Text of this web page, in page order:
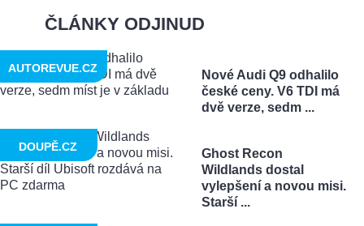
ČLÁNKY ODJINUD
Nové Audi Q9 odhalilo
české ceny. V6 TDI má
dvě verze, sedm ...
AUTOREVUE.CZ
Ghost Recon
Wildlands dostal
vylepšení a novou misi.
Starší ...
DOUPĚ.CZ